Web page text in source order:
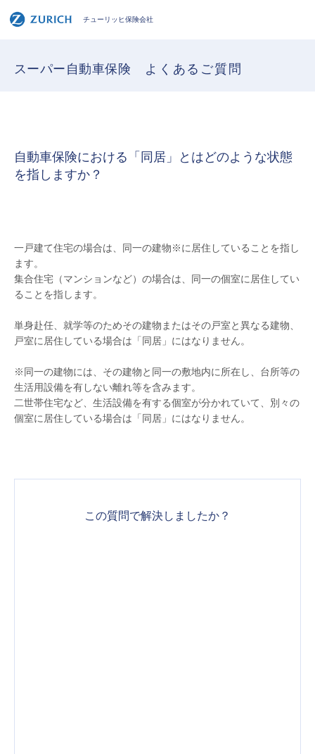
チューリッヒ保険会社
スーパー自動車保険 よくあるご質問
自動車保険における「同居」とはどのような状態
を指しますか？
一戸建て住宅の場合は、同一の建物※に居住していることを指し
ます。
集合住宅（マンションなど）の場合は、同一の個室に居住してい
ることを指します。
単身赴任、就学等のためその建物またはその戸室と異なる建物、
戸室に居住している場合は「同居」にはなりません。
※同一の建物には、その建物と同一の敷地内に所在し、台所等の
生活用設備を有しない離れ等を含みます。
二世帯住宅など、生活設備を有する個室が分かれていて、別々の
個室に居住している場合は「同居」にはなりません。
この質問で解決しましたか？